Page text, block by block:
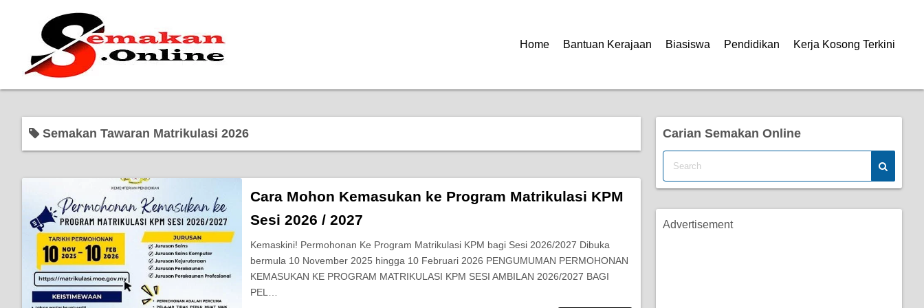
Home Bantuan Kerajaan Biasiswa Pendidikan Kerja Kosong Terkini
Semakan Tawaran Matrikulasi 2026
Cara Mohon Kemasukan ke Program Matrikulasi KPM
Sesi 2026 / 2027
Kemaskini! Permohonan Ke Program Matrikulasi KPM bagi Sesi 2026/2027 Dibuka
bermula 10 November 2025 hingga 10 Februari 2026 PENGUMUMAN PERMOHONAN
KEMASUKAN KE PROGRAM MATRIKULASI KPM SESI AMBILAN 2026/2027 BAGI
PEL…
Carian Semakan Online
Advertisement